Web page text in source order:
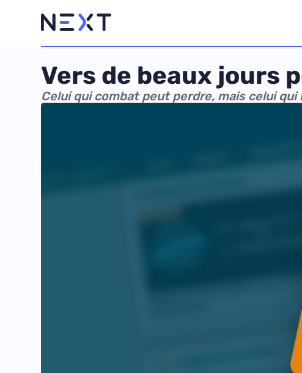
Vers de beaux jours
Celui qui combat peut perdre, mais celui